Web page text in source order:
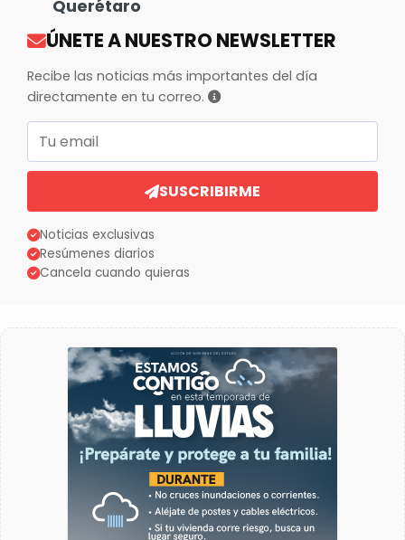
Querétaro
ÚNETE A NUESTRO NEWSLETTER
Recibe las noticias más importantes del día
directamente en tu correo.
Correo electrónico
SUSCRIBIRME
Noticias exclusivas
Resúmenes diarios
Cancela cuando quieras